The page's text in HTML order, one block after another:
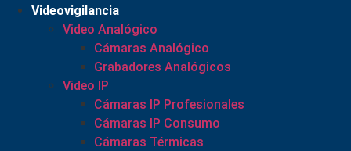
Videovigilancia
Video Analógico
Cámaras Analógico
Grabadores Analógicos
Video IP
Cámaras IP Profesionales
Cámaras IP Consumo
Cámaras Térmicas